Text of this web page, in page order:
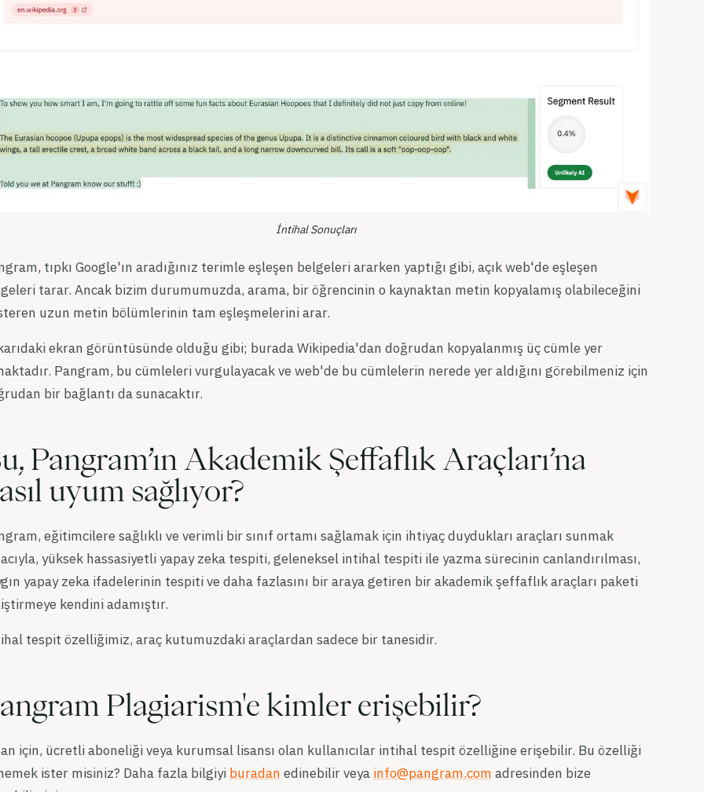
İntihal Sonuçları
tıpkı Google'ın aradığınız terimle eşleşen belgeleri ararken yaptığı gibi, açık web'de eşleşen
tarar. Ancak bizim durumumuzda, arama, bir öğrencinin o kaynaktan metin kopyalamış olabileceğini
uzun metin bölümlerinin tam eşleşmelerini arar.
ekran görüntüsünde olduğu gibi; burada Wikipedia'dan doğrudan kopyalanmış üç cümle yer
Pangram, bu cümleleri vurgulayacak ve web'de bu cümlelerin nerede yer aldığını görebilmeniz için
bir bağlantı da sunacaktır.
Pangram’ın Akademik Şeffaflık Araçları’na
uyum sağlıyor?
eğitimcilere sağlıklı ve verimli bir sınıf ortamı sağlamak için ihtiyaç duydukları araçları sunmak
yüksek hassasiyetli yapay zeka tespiti, geleneksel intihal tespiti ile yazma sürecinin canlandırılması,
yapay zeka ifadelerinin tespiti ve daha fazlasını bir araya getiren bir akademik şeffaflık araçları paketi
kendini adamıştır.
tespit özelliğimiz, araç kutumuzdaki araçlardan sadece bir tanesidir.
Plagiarism'e kimler erişebilir?
için, ücretli aboneliği veya kurumsal lisansı olan kullanıcılar intihal tespit özelliğine erişebilir. Bu özelliği
ister misiniz? Daha fazla bilgiyi buradan edinebilir veya info@pangram.com adresinden bize